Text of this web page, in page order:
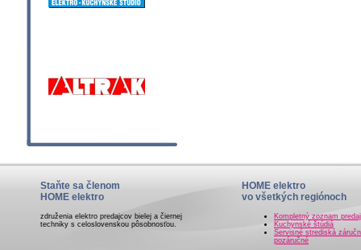
Staňte sa členom
HOME elektro
združenia elektro predajcov bielej a čiernej
techniky s celoslovenskou pôsobnosťou.
HOME elektro
vo všetkých regiónoch
Kompletný zoznam
Kuchynské štúdiá
Servisné strediská
pozáručné